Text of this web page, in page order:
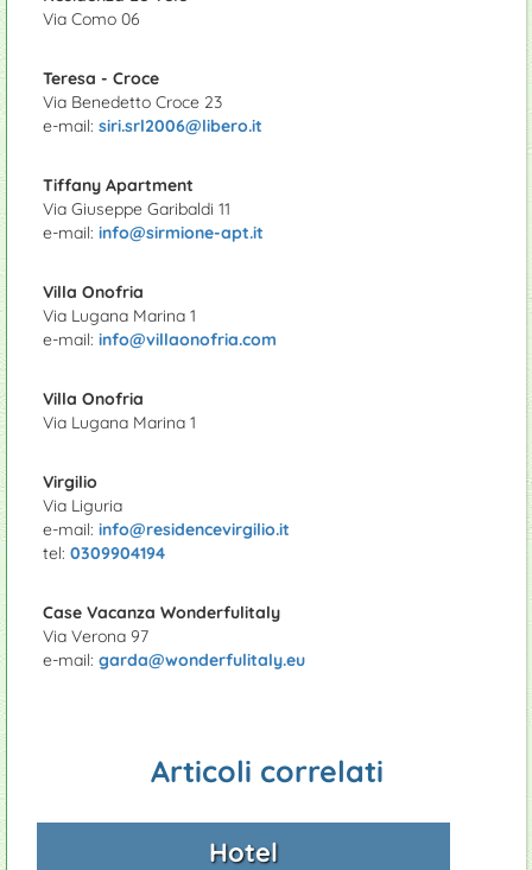
Via Como 06
Teresa - Croce
Via Benedetto Croce 23
e-mail: siri.srl2006@libero.it
Tiffany Apartment
Via Giuseppe Garibaldi 11
e-mail: info@sirmione-apt.it
Villa Onofria
Via Lugana Marina 1
e-mail: info@villaonofria.com
Villa Onofria
Via Lugana Marina 1
Virgilio
Via Liguria
e-mail: info@residencevirgilio.it
tel: 0309904194
Case Vacanza Wonderfulitaly
Via Verona 97
e-mail: garda@wonderfulitaly.eu
Articoli correlati
Hotel